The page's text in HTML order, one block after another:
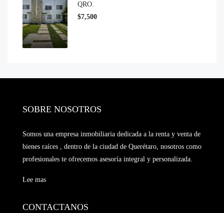
QRO.
$7,500
SOBRE NOSOTROS
Somos una empresa inmobiliaria dedicada a la renta y venta de
bienes raíces , dentro de la ciudad de Querétaro, nosotros como
profesionales te ofrecemos asesoría integral y personalizada.
Lee mas
CONTACTANOS